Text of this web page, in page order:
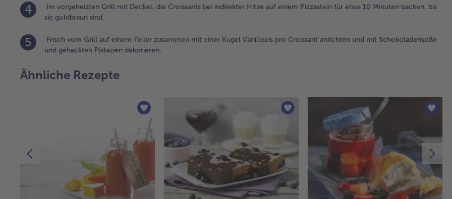
4
Im vorgeheizten Grill mit Deckel, die Croissants bei indirekter Hitze auf einem Pizzastein für etwa 10 Minuten backen, bis
sie goldbraun sind.
5
Frisch vom Grill auf einem Teller zusammen mit einer Kugel Vanilleeis pro Croissant anrichten und mit Schokoladensoße
und gehackten Pistazien dekorieren.
Ähnliche Rezepte